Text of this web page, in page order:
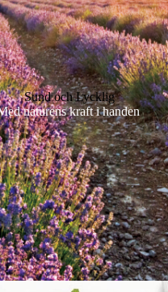
Sund och Lycklig
naturens kraft i handen